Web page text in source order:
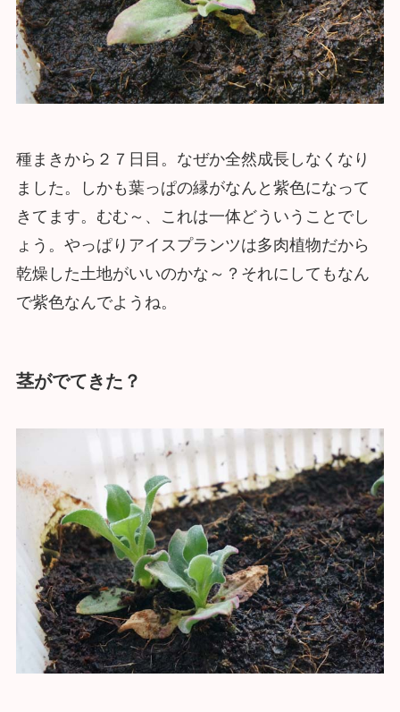
種まきから２７日目。なぜか全然成長しなくなり
ました。しかも葉っぱの縁がなんと紫色になって
きてます。むむ～、これは一体どういうことでし
ょう。やっぱりアイスプランツは多肉植物だから
乾燥した土地がいいのかな～？それにしてもなん
で紫色なんでようね。
茎がでてきた？